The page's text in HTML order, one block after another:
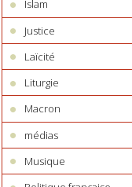
Islam
Justice
Laïcité
Liturgie
Macron
médias
Musique